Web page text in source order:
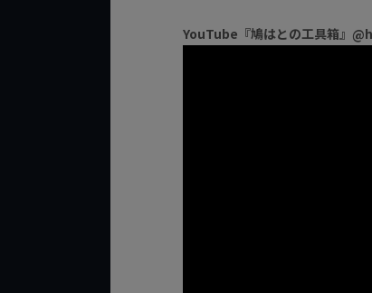
YouTube『鳩はとの工具箱』